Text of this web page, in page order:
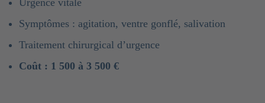
Symptômes : agitation, ventre gonflé, salivation
Traitement chirurgical d’urgence
Coût : 1 500 à 3 500 €